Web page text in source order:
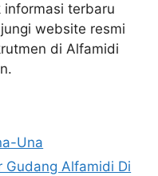
informasi terbaru
website resmi
di Alfamidi
Una
Gudang Alfamidi Di